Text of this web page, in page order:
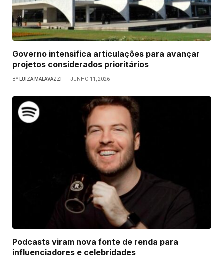
Governo intensifica articulações para avançar
projetos considerados prioritários
BY LUIZA MALAVAZZI JUNHO 11, 2026
Podcasts viram nova fonte de renda para
influenciadores e celebridades